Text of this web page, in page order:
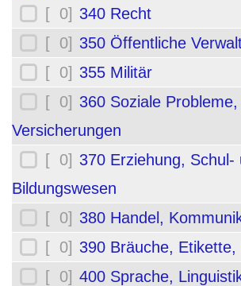
[ 0] 340 Recht
[ 0] 350 Öffentliche
[ 0] 355 Militär
[ 0] 360 Soziale
Versicherungen
[ 0] 370 Erziehung, Schul-
Bildungswesen
[ 0] 380 Handel,
[ 0] 390 Bräuche, Etikette,
[ 0] 400 Sprache,